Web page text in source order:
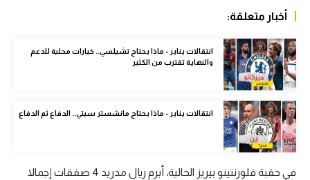
كرة يد
كرة طائرة
الوطن العربي
في المونديال
رياضة نسائية
أخبار متعلقة:
انتقالات يناير - ماذا يحتاج تشيلسي.. خيارات محلية للدعم
والنهاية تقترب من الكثير
انتقالات يناير - ماذا يحتاج مانشستر سيتي.. الدفاع ثم الدفاع
في حقبة فلورنتينو بيريز الحالية، أبرم ريال مدريد 4 صفقات إجمالا